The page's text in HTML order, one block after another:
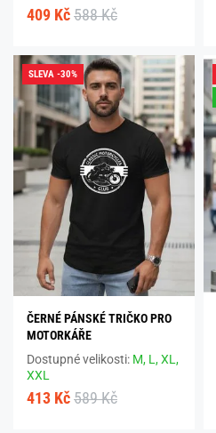
409 Kč 588 Kč
SLEVA -30%
ČERNÉ PÁNSKÉ TRIČKO PRO
MOTORKÁŘE
Dostupné velikosti: M, L,XL,
XXL
413 Kč 589 Kč